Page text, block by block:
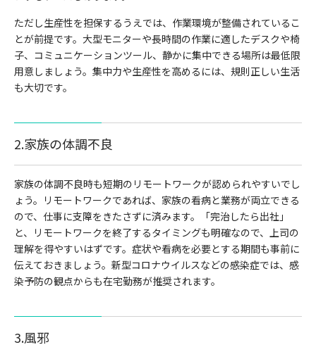
ただし生産性を担保するうえでは、作業環境が整備されているこ
とが前提です。大型モニターや長時間の作業に適したデスクや椅
子、コミュニケーションツール、静かに集中できる場所は最低限
用意しましょう。集中力や生産性を高めるには、規則正しい生活
も大切です。
2.家族の体調不良
家族の体調不良時も短期のリモートワークが認められやすいでし
ょう。リモートワークであれば、家族の看病と業務が両立できる
ので、仕事に支障をきたさずに済みます。「完治したら出社」
と、リモートワークを終了するタイミングも明確なので、上司の
理解を得やすいはずです。症状や看病を必要とする期間も事前に
伝えておきましょう。新型コロナウイルスなどの感染症では、感
染予防の観点からも在宅勤務が推奨されます。
3.風邪